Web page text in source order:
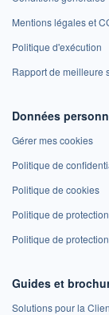
Mentions légales et
Politique d'exécution
Rapport de meilleure
Données
Gérer mes cookies
Politique de
Politique de cookies
Politique de
Politique de
Guides et
Solutions pour la